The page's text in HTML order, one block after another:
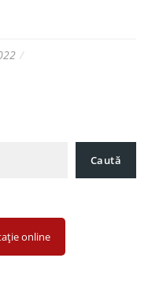
Caută
online